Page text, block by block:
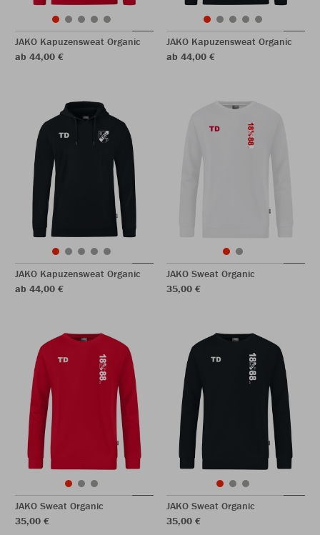
JAKO Kapuzensweat Organic
ab 44,00 €
JAKO Kapuzensweat Organic
ab 44,00 €
JAKO Kapuzensweat Organic
ab 44,00 €
JAKO Sweat Organic
35,00 €
JAKO Sweat Organic
35,00 €
JAKO Sweat Organic
35,00 €